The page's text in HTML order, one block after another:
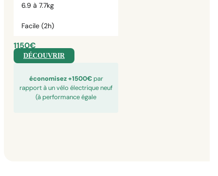
6.9 à 7.7kg
Facile (2h)
1150€
DÉCOUVRIR
économisez +1500€ par
rapport à un vélo électrique neuf
(à performance égale